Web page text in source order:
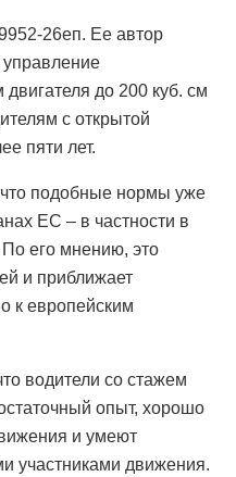
26еп. Ее автор
управление
до 200 куб. см
с открытой
пяти лет.
подобные нормы уже
ЕС – в частности в
его мнению, это
и приближает
к европейским
водители со стажем
опыт, хорошо
и умеют
участниками движения.